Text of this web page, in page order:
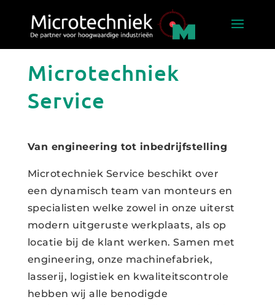
Microtechniek
Service
Van engineering tot inbedrijfstelling
Microtechniek Service beschikt over
een dynamisch team van monteurs en
specialisten welke zowel in onze uiterst
modern uitgeruste werkplaats, als op
locatie bij de klant werken. Samen met
engineering, onze machinefabriek,
lasserij, logistiek en kwaliteitscontrole
hebben wij alle benodigde